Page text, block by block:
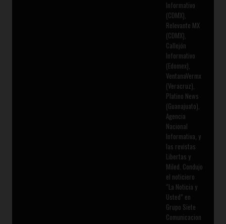
Informativo
(CDMX),
Relevante MX
(CDMX),
Callejón
Informativo
(Edomex),
VentanaVermx
(Veracruz),
Platino News
(Guanajuato),
Agencia
Nacional
Informativa, y
las revistas
Libertas y
Miled. Condujo
el noticiero
“La Noticia y
Usted” en
Grupo Siete
Comunicacion